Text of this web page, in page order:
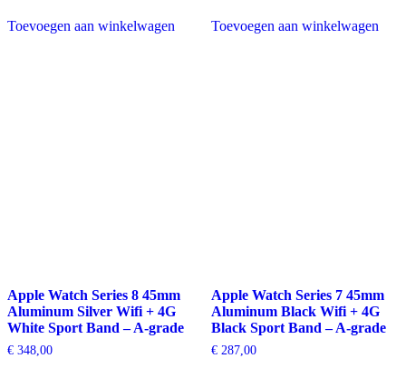
Toevoegen aan winkelwagen Toevoegen aan winkelwagen
Apple Watch Series 8 45mm
Aluminum Silver Wifi + 4G
White Sport Band – A-grade
€ 348,00
Apple Watch Series 7 45mm
Aluminum Black Wifi + 4G
Black Sport Band – A-grade
€287,00